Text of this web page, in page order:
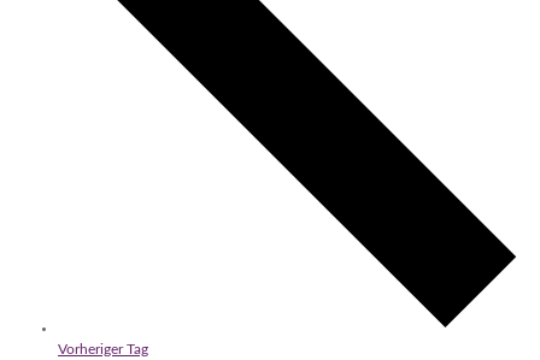
Vorheriger Tag